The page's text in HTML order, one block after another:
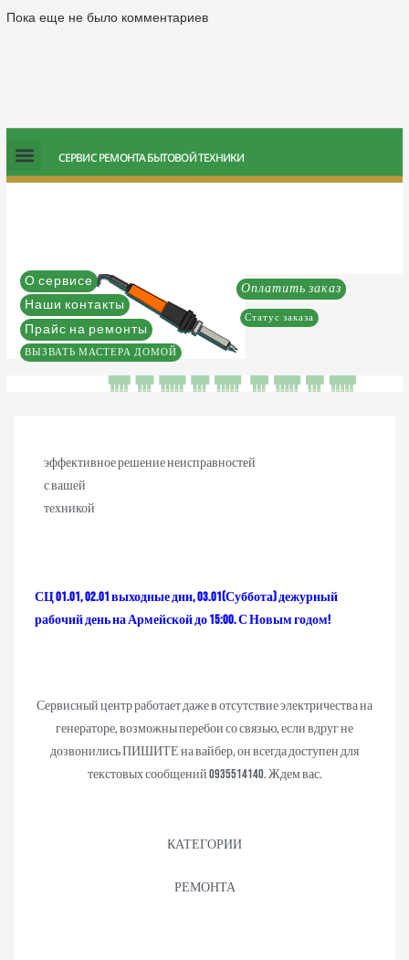
Пока еще не было комментариев
СЕРВИС РЕМОНТА БЫТОВОЙ ТЕХНИКИ
О сервисе
Наши контакты
Прайс на ремонты
ВЫЗВАТЬ МАСТЕРА ДОМОЙ
Статус заказа
Оплатить заказ
эффективное решение неисправностей
с вашей
техникой
СЦ 01.01, 02.01 выходные дни, 03.01(Суббота) дежурный
рабочий день на Армейской до 15:00. С Новым годом!
Сервисный центр работает даже в отсутствие электричества на
генераторе, возможны перебои со связью, если вдруг не
дозвонились ПИШИТЕ на вайбер, он всегда доступен для
текстовых сообщений 0935514140. Ждем вас.
КАТЕГОРИИ
РЕМОНТА